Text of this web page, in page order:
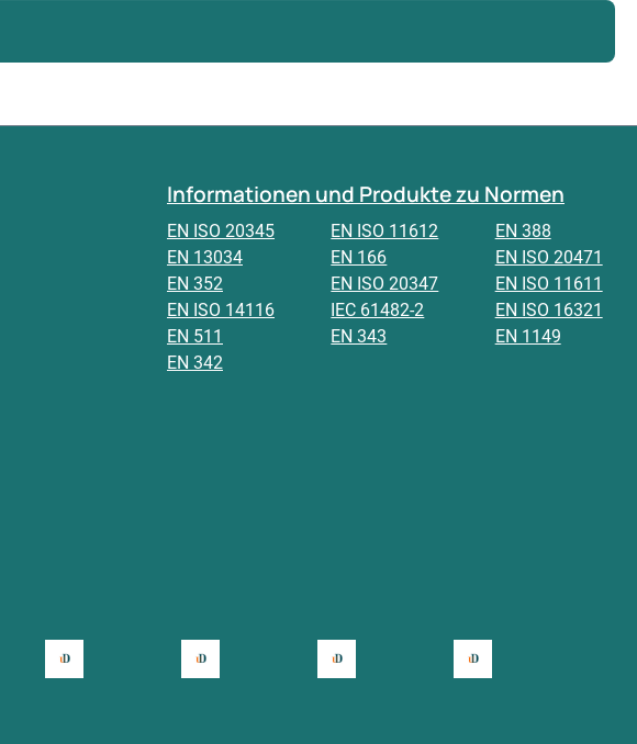
Informationen und Produkte zu Normen
EN ISO 20345 EN ISO 11612
EN 388
EN 13034
EN 166
EN ISO 20471
EN 352
EN ISO 20347
EN ISO 11611
EN ISO 14116
IEC 61482-2
EN ISO 16321
EN 511
EN 343
EN 1149
EN 342